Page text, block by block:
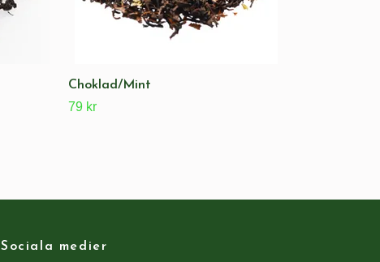
Choklad/Mint
79 kr
Sociala medier